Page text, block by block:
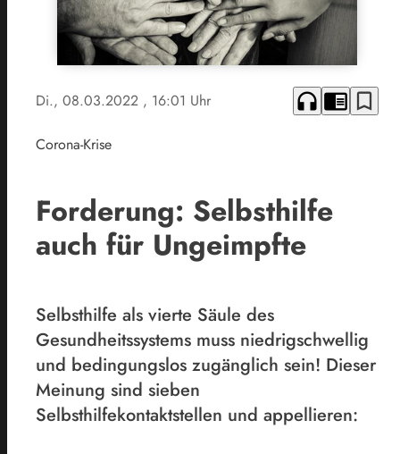
Di., 08.03.2022 , 16:01 Uhr headphones chrome_reader_mode bookmark_border
Corona-Krise
Forderung: Selbsthilfe
auch für Ungeimpfte
Selbsthilfe als vierte Säule des
Gesundheitssystems muss niedrigschwellig
und bedingungslos zugänglich sein! Dieser
Meinung sind sieben
Selbsthilfekontaktstellen und appellieren: